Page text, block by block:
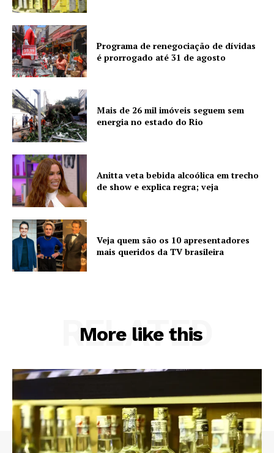
Programa de renegociação de dívidas
é prorrogado até 31 de agosto
Mais de 26 mil imóveis seguem sem
energia no estado do Rio
Anitta veta bebida alcoólica em trecho
de show e explica regra; veja
Veja quem são os 10 apresentadores
mais queridos da TV brasileira
More like this
RELATED